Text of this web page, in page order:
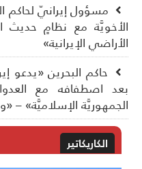
مسؤول إيرانيّ لحاكم
مع نظامٍ حديث
الإيرانية»
حاكم البحرين «يدعو
اصطفافه مع العدوان
الإسلاميَّة» –
الكاريكاتير